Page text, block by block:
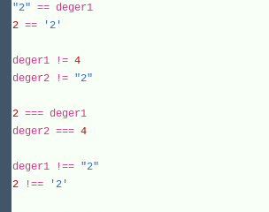
"2" == deger1
2 == '2'
deger1 != 4
deger2 != "2"
2 === deger1
deger2 === 4
deger1 !== "2"
2 !== '2'